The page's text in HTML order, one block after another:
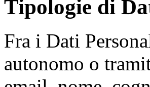
Tipologie di
Fra i Dati
autonomo o